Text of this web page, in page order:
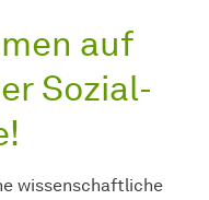
auf
Sozial­
!
wissenschaftliche